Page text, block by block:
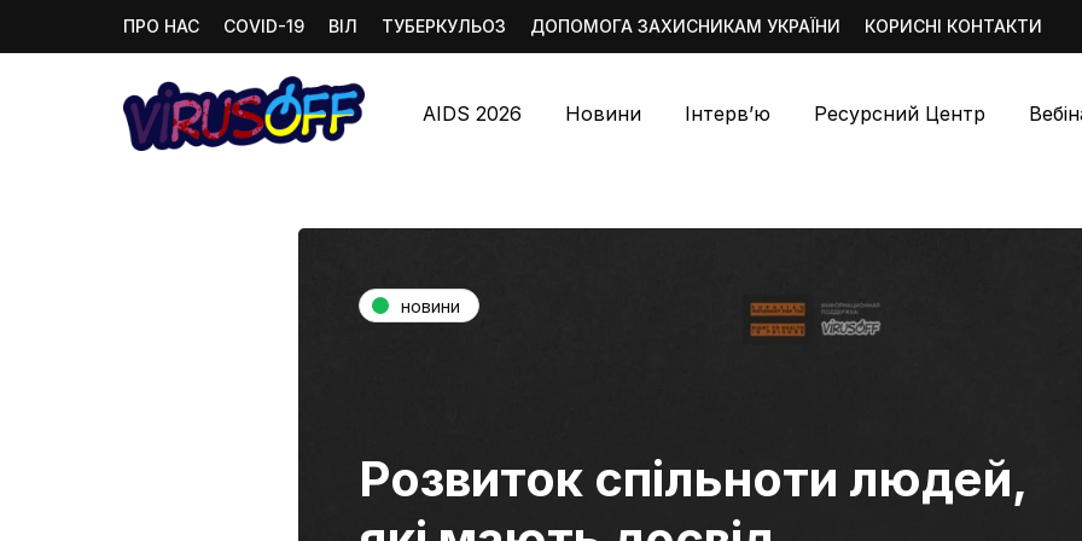
ПРО НАС COVID-19 ВІЛ ТУБЕРКУЛЬОЗ ДОПОМОГА ЗАХИСНИКАМ УКРАЇНИ КОРИСНІ КОНТАКТИ
AIDS 2026 Новини Інтерв’ю Ресурсний Центр
новини
Розвиток спільноти людей,